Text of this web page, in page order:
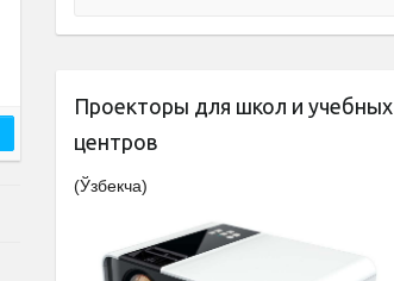
Проекторы для школ и учебных
центров
(Ўзбекча)